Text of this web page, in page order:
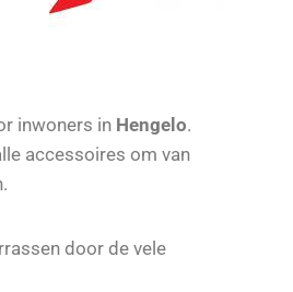
inwoners in Hengelo.
accessoires om van
door de vele